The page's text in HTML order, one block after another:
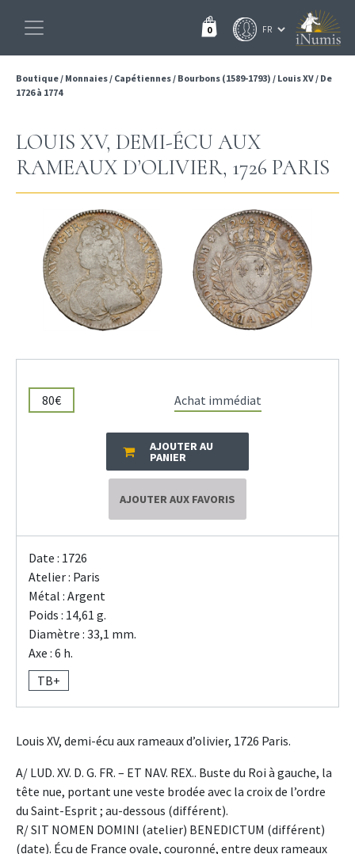
0
Boutique/ Monnaies/ Capétiennes/ Bourbons (1589-1793) / Louis XV/ De
1726 à 1774
LOUIS XV, DEMI-ÉCU AUX
RAMEAUX D’OLIVIER, 1726 PARIS
80€ Achat immédiat
AJOUTER AU
PANIER
AJOUTER AUX FAVORIS
Date : 1726
Atelier : Paris
Métal : Argent
Poids : 14,61 g.
Diamètre : 33,1 mm.
Axe : 6 h.
TB+
Louis XV, demi-écu aux rameaux d’olivier, 1726 Paris.
A/ LUD. XV. D. G. FR. – ET NAV. REX.. Buste du Roi à gauche, la
tête nue, portant une veste brodée avec la croix de l’ordre
du Saint-Esprit ; au-dessous (différent).
R/ SIT NOMEN DOMINI (atelier) BENEDICTUM (différent)
(date). Écu de France ovale, couronné, entre deux rameaux